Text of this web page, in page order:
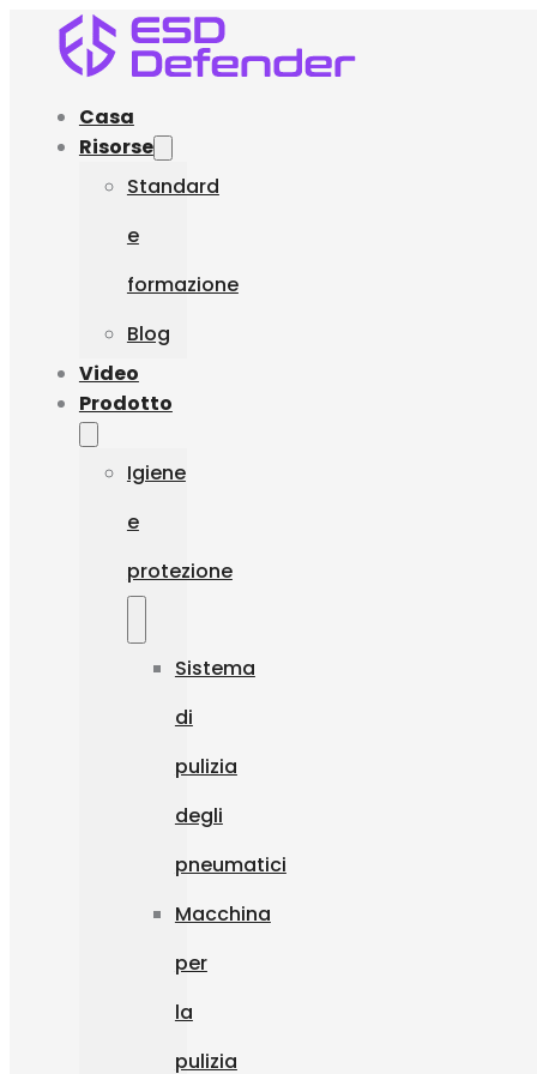
Casa
Risorse
Standard
e
formazione
Blog
Video
Prodotto
Igiene
e
protezione
Sistema
di
pulizia
degli
pneumatici
Macchina
per
la
pulizia